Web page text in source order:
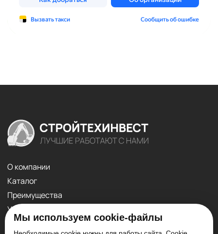
О компании
Каталог
Преимущества
Услуги
Контакты
Мы используем cookie-файлы